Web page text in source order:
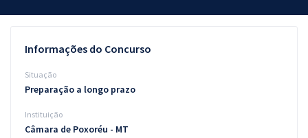
Questões grátis
Blog
Informações do Concurso
Situação
Preparação a longo prazo
Instituição
Câmara de Poxoréu - MT